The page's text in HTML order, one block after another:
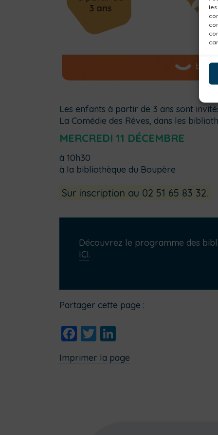
Les enfants à partir de 3 ans sont
La Comédie des Rêves, dans les
MERCREDI 11 DÉCEMBRE
à 10h30
à la bibliothèque du Boupère
Sur inscription au 02 51 65 83 32.
Découvrez le programme des
ICI.
Partager cette page :
Facebook
Twitter
Imprimer la page